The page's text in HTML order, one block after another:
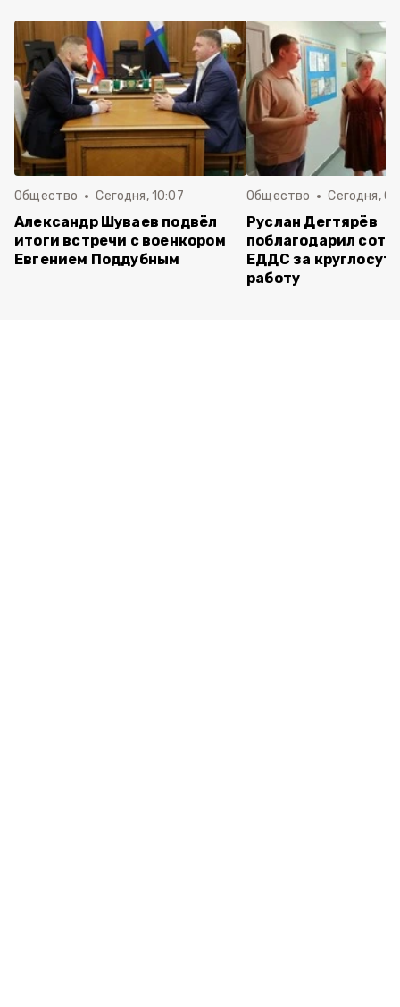
Общество Сегодня, 10:07
Александр Шуваев подвёл
итоги встречи с военкором
Евгением Поддубным
Общество Сегодня,
Руслан Дегтярёв
поблагодарил
ЕДДС за
работу